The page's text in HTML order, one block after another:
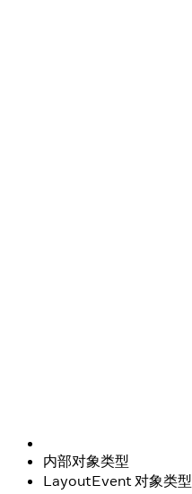
内部对象类型
LayoutEvent 对象类型